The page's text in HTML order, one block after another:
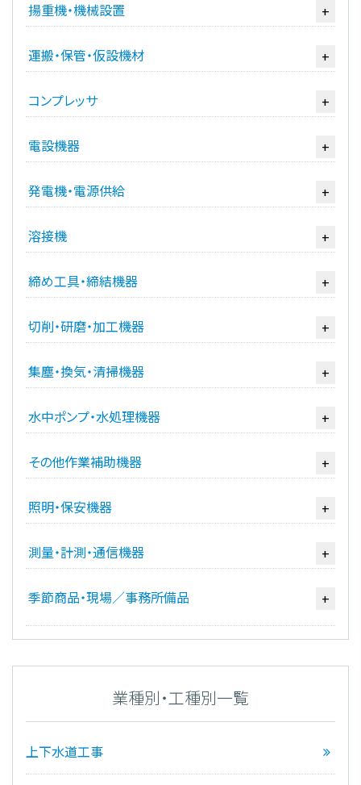
揚重機・機械設置 +
運搬・保管・仮設機材 +
コンプレッサ +
電設機器 +
発電機・電源供給 +
溶接機 +
締め工具・締結機器 +
切削・研磨・加工機器 +
集塵・換気・清掃機器 +
水中ポンプ・水処理機器 +
その他作業補助機器 +
照明・保安機器 +
測量・計測・通信機器 +
季節商品・現場／事務所備品 +
業種別・工種別一覧
上下水道工事